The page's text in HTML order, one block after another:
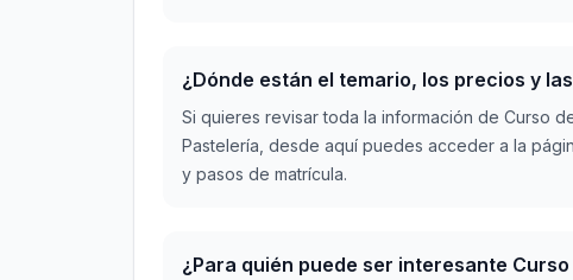
¿Dónde están el temario, los precios y
Si quieres revisar toda la información de Curso
Pastelería, desde aquí puedes acceder a la
y pasos de matrícula.
¿Para quién puede ser interesante